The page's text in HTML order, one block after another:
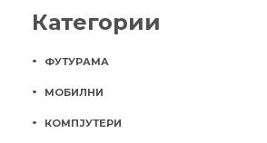
Категории
ФУТУРАМА
МОБИЛНИ
КОМПЈУТЕРИ